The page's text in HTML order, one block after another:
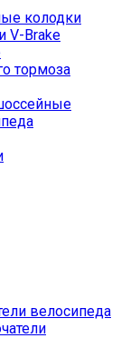
колодки
V-Brake
тормоза
велосипеда